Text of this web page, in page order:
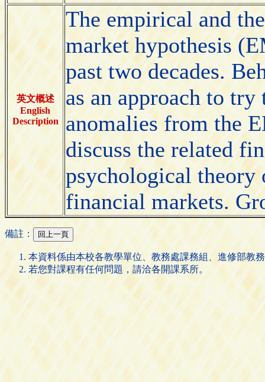
英文概述
English
Description
The empirical and
market hypothesis
past two decades.
as an approach to
anomalies from the
discuss the related
psychological
financial markets.
備註：
本資料係由本校各教學單位、教務處課務組、進修部教
若您對課程有任何問題，請洽各開課系所。